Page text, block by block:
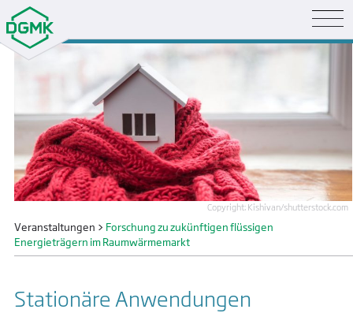
Copyright: Kishivan/shutterstock.com
Veranstaltungen > Forschung zu zukünftigen flüssigen
Energieträgern im Raumwärmemarkt
Stationäre Anwendungen